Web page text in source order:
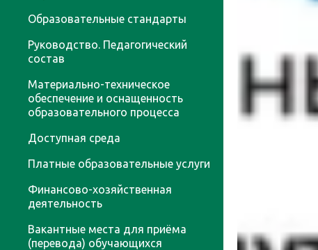
Образовательные стандарты
Руководство. Педагогический
состав
Материально-техническое
обеспечение и оснащенность
образовательного процесса
Доступная среда
Платные образовательные услуги
Финансово-хозяйственная
деятельность
Вакантные места для приёма
(перевода) обучающихся